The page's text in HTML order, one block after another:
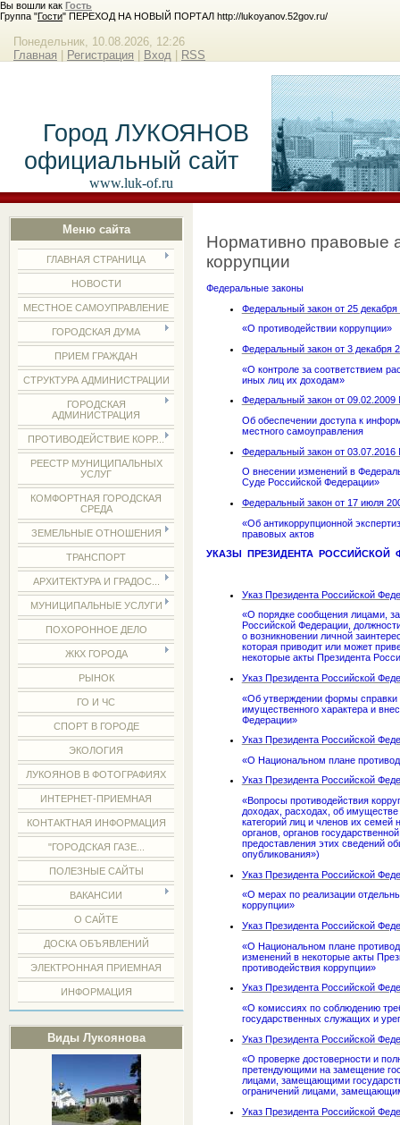
Вы вошли как Гость
Группа "Гости" ПЕРЕХОД НА НОВЫЙ ПОРТАЛ http://lukoyanov.52gov.ru/
Понедельник, 10.08.2026, 12:26
Главная
Регистрация Вход RSS
Город ЛУКОЯНОВ
официальный сайт
www.luk-of.ru
Меню сайта
ГЛАВНАЯ СТРАНИЦА
НОВОСТИ
МЕСТНОЕ САМОУПРАВЛЕНИЕ
ГОРОДСКАЯ ДУМА
ПРИЕМ ГРАЖДАН
СТРУКТУРА АДМИНИСТРАЦИИ
ГОРОДСКАЯ
АДМИНИСТРАЦИЯ
ПРОТИВОДЕЙСТВИЕ КОРР...
РЕЕСТР МУНИЦИПАЛЬНЫХ
УСЛУГ
КОМФОРТНАЯ ГОРОДСКАЯ
СРЕДА
ЗЕМЕЛЬНЫЕ ОТНОШЕНИЯ
ТРАНСПОРТ
АРХИТЕКТУРА И ГРАДОС...
МУНИЦИПАЛЬНЫЕ УСЛУГИ
ПОХОРОННОЕ ДЕЛО
ЖКХ ГОРОДА
РЫНОК
ГО И ЧС
СПОРТ В ГОРОДЕ
ЭКОЛОГИЯ
ЛУКОЯНОВ В ФОТОГРАФИЯХ
ИНТЕРНЕТ-ПРИЕМНАЯ
КОНТАКТНАЯ ИНФОРМАЦИЯ
"ГОРОДСКАЯ ГАЗЕ...
ПОЛЕЗНЫЕ САЙТЫ
ВАКАНСИИ
О САЙТЕ
ДОСКА ОБЪЯВЛЕНИЙ
ЭЛЕКТРОННАЯ ПРИЕМНАЯ
ИНФОРМАЦИЯ
Виды Лукоянова
Нормативно правовые
коррупции
Федеральные законы
Федеральный закон от 25
«О противодействии коррупции»
Федеральный закон от 3 декабря
«О контроле за соответствием
иных лиц их доходам»
Федеральный закон от
Об обеспечении доступа к
местного самоуправления
Федеральный закон от
О внесении изменений в
Суде Российской Федерации»
Федеральный закон от 17 июля
«Об антикоррупционной
правовых актов
УКАЗЫ ПРЕЗИДЕНТА РОССИЙСКОЙ
Указ Президента Российской
«О порядке сообщения лицами,
Российской Федерации,
о возникновении личной
которая приводит или может
некоторые акты Президента
Указ Президента Российской
«Об утверждении формы справки
имущественного характера и
Федерации»
Указ Президента Российской
«О Национальном плане
Указ Президента Российской
«Вопросы противодействия
доходах, расходах, об
категорий лиц и членов их
органов, органов
предоставления этих сведений
опубликования»)
Указ Президента Российской
«О мерах по реализации
коррупции»
Указ Президента Российской
«О Национальном плане
изменений в некоторые акты
противодействия коррупции»
Указ Президента Российской
«О комиссиях по соблюдению
государственных служащих и
Указ Президента Российской
«О проверке достоверности и
претендующими на замещение
лицами, замещающими
ограничений лицами,
Указ Президента Российской